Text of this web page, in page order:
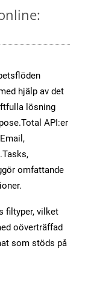
hjälp av det
lösning
API:er
omfattande
filtyper, vilket
oöverträffad
som stöds på